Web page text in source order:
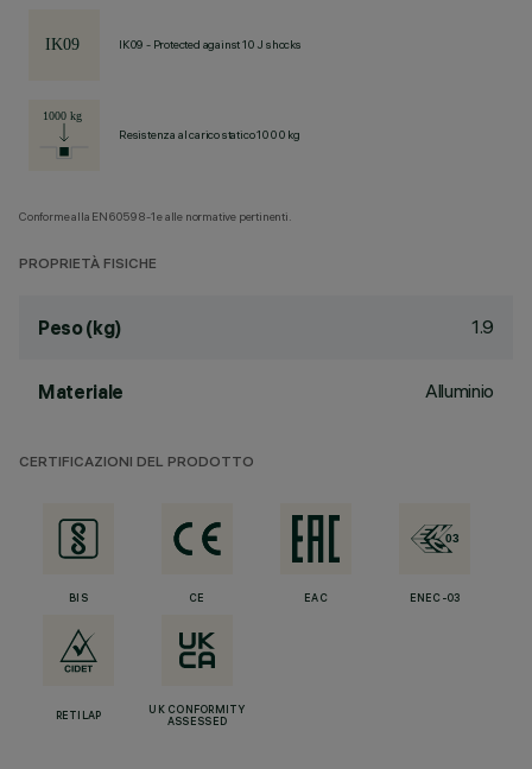
IK09 - Protected against 10 J shocks
Resistenza al carico statico 1000 kg
Conforme alla EN60598-1 e alle normative pertinenti.
PROPRIETÀ FISICHE
Peso (kg) 1.9
Materiale Alluminio
CERTIFICAZIONI DEL PRODOTTO
BIS CE EAC ENEC-03
RETILAP
UK CONFORMITY
ASSESSED